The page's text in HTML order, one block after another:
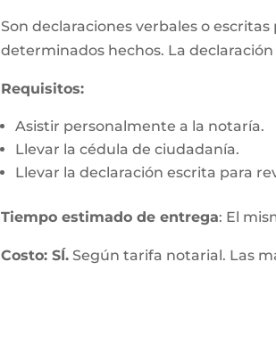
Son declaraciones verbales o
determinados hechos. La
Requisitos:
Asistir personalmente a la notaría.
Llevar la cédula de ciudadanía.
Llevar la declaración escrita para
Tiempo estimado de entrega: El
Costo: SÍ. Según tarifa notarial. Las